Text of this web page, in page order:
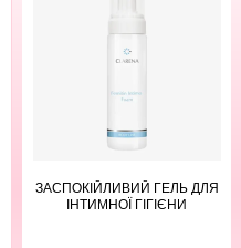
ЗАСПОКІЙЛИВИЙ ГЕЛЬ ДЛЯ
ІНТИМНОЇ ГІГІЄНИ